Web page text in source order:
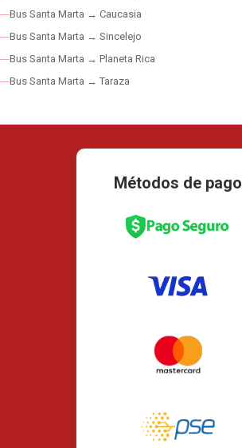
Bus Santa Marta → Caucasia
Bus Santa Marta → Sincelejo
Bus Santa Marta → Planeta Rica
Bus Santa Marta → Taraza
Métodos de pago